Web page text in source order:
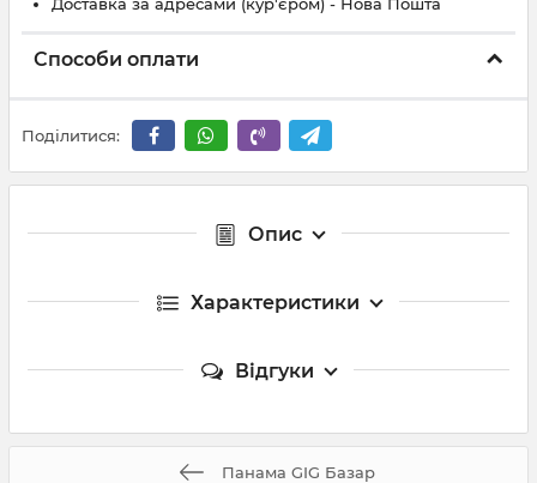
Способи оплати
Поділитися:
Опис
Характеристики
Відгуки
Панама GIG Базар